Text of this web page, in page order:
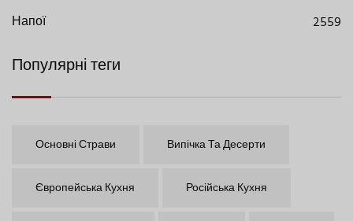
Напої
2559
Популярні теги
Основні Страви Випічка Та Десерти
Європейська Кухня Російська Кухня